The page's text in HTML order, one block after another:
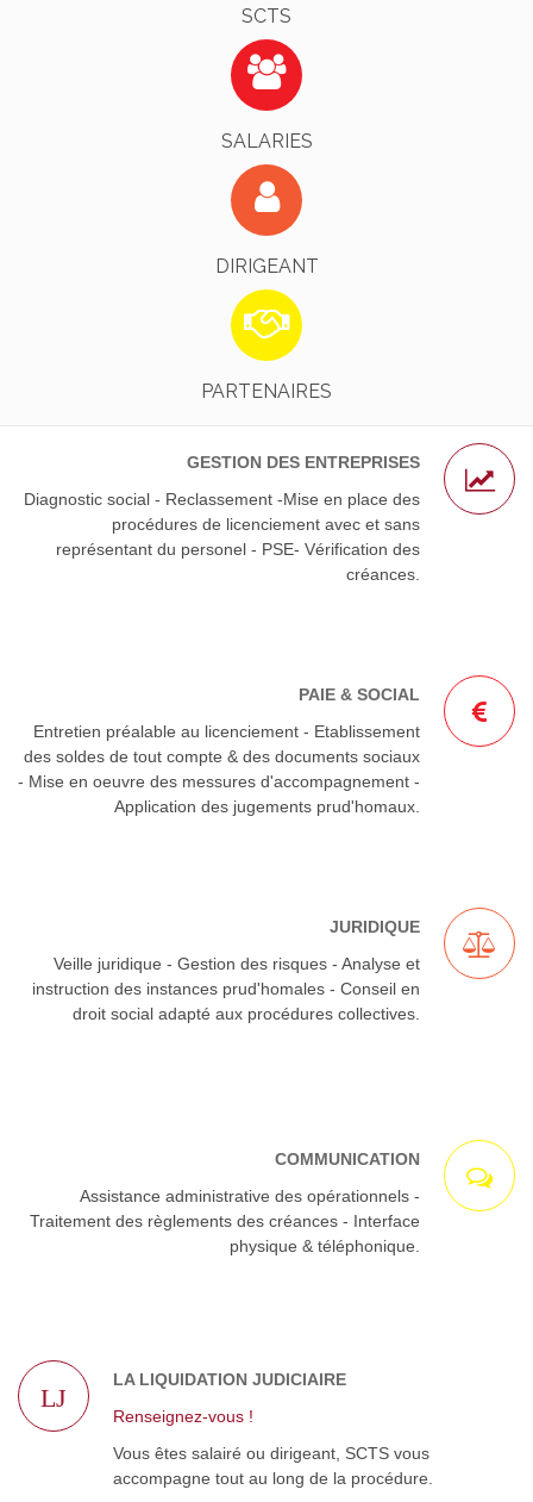
SCTS
SALARIES
Identifiez-Vous !
EN SAVOIR PLUS
DIRIGEANT
Identifiez-Vous !
EN SAVOIR PLUS
PARTENAIRES
L’AGS - Nos Avocats Partenaires
EN SAVOIR PLUS
GESTION DES ENTREPRISES
Diagnostic social - Reclassement -Mise en place des
procédures de licenciement avec et sans
représentant du personel - PSE- Vérification des
créances.
PAIE & SOCIAL
Entretien préalable au licenciement - Etablissement
des soldes de tout compte & des documents sociaux
- Mise en oeuvre des messures d'accompagnement -
Application des jugements prud'homaux.
JURIDIQUE
Veille juridique - Gestion des risques - Analyse et
instruction des instances prud'homales - Conseil en
droit social adapté aux procédures collectives.
COMMUNICATION
Assistance administrative des opérationnels -
Traitement des règlements des créances - Interface
physique & téléphonique.
LA LIQUIDATION JUDICIAIRE
LJ
Renseignez-vous !
Vous êtes salairé ou dirigeant, SCTS vous
accompagne tout au long de la procédure.